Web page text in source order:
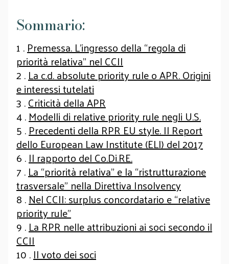
Sommario:
1 .Premessa. L’ingresso della “regola di
priorità relativa” nel CCII
2 .La c.d. absolute priority rule o APR. Origini
e interessi tutelati
3 .Criticità della APR
4 .Modelli di relative priority rule negli U.S.
5 .Precedenti della RPR EU style. Il Report
dello European Law Institute (ELI) del 2017
6 .Il rapporto del Co.Di.RE.
7 .La “priorità relativa” e la “ristrutturazione
trasversale” nella Direttiva Insolvency
8 .Nel CCII: surplus concordatario e “relative
priority rule”
9 .La RPR nelle attribuzioni ai soci secondo il
CCII
10 .Il voto dei soci